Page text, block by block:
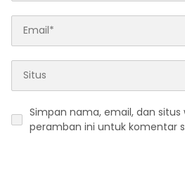
Simpan nama, email, dan situs
peramban ini untuk komentar